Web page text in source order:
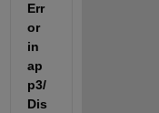
Err
or
in
ap
p3/
Dis